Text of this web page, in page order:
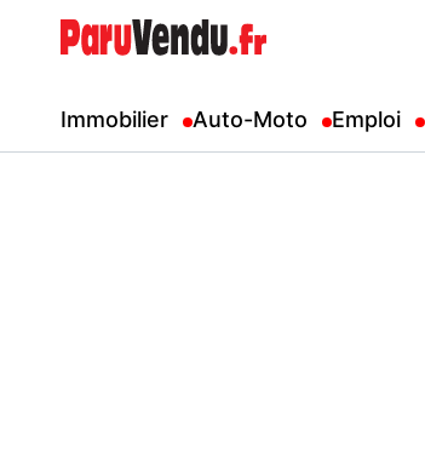
Immobilier Auto-Moto Emploi